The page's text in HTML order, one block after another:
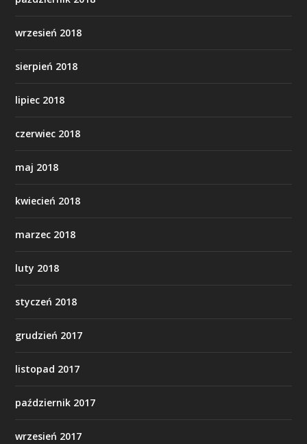
wrzesień 2018
sierpień 2018
lipiec 2018
czerwiec 2018
maj 2018
kwiecień 2018
marzec 2018
luty 2018
styczeń 2018
grudzień 2017
listopad 2017
październik 2017
wrzesień 2017